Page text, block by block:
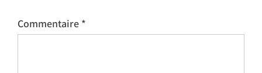
Commentaire *